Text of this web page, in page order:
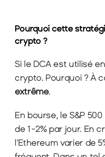
Pourquoi cette
crypto ?
Si le DCA est utilisé
crypto. Pourquoi ? À
extrême.
En bourse, le S&P
de 1-2% par jour. En
l'Ethereum varier de